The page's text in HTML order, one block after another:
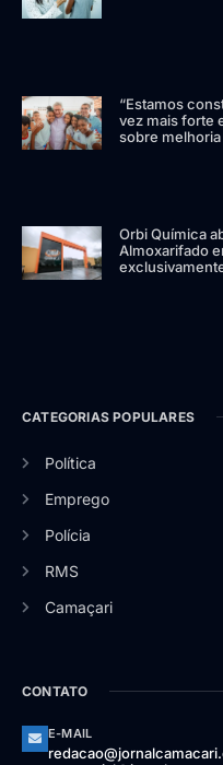
“Estamos
vez mais forte
sobre
Orbi Química
Almoxarifado
CATEGORIAS POPULARES
Política
Emprego
Polícia
RMS
Camaçari
CONTATO
E-MAIL